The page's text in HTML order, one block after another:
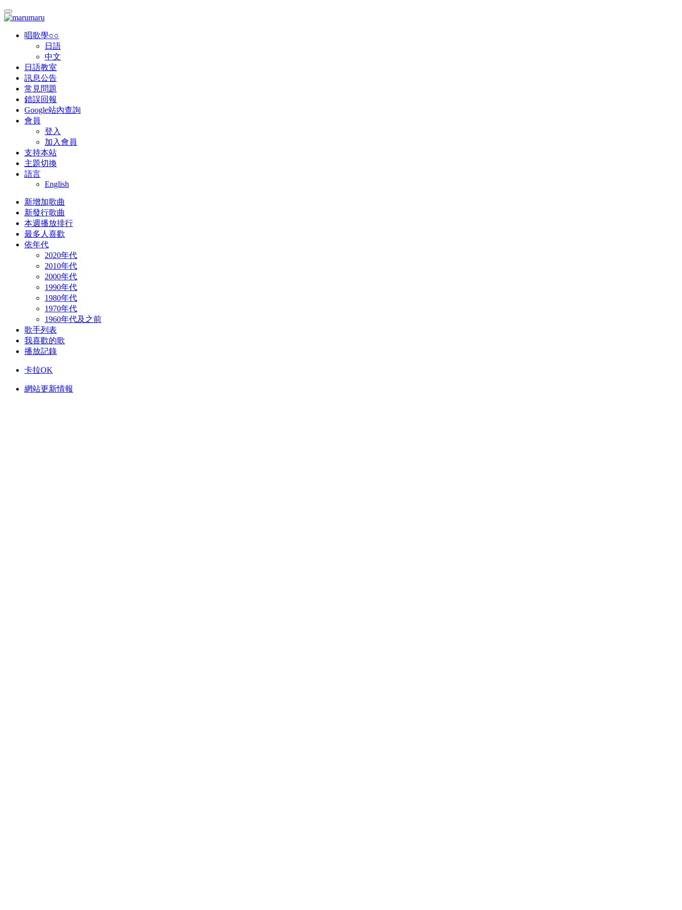
唱歌學○○
日語
中文
日語教室
訊息公告
常見問題
錯誤回報
Google站內查詢
會員
登入
加入會員
支持本站
主題切換
語言
English
新增加歌曲
新發行歌曲
本週播放排行
最多人喜歡
依年代
2020年代
2010年代
2000年代
1990年代
1980年代
1970年代
1960年代及之前
歌手列表
我喜歡的歌
播放記錄
卡拉OK
網站更新情報